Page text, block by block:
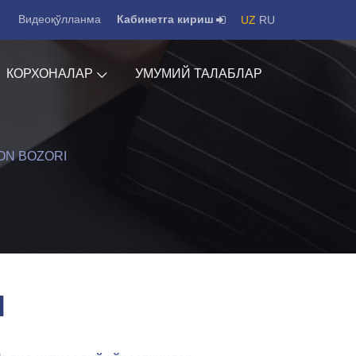
Видеоқўлланма Кабинетга кириш UZ RU
КОРХОНАЛАР УМУМИЙ ТАЛАБЛАР
BOZORI